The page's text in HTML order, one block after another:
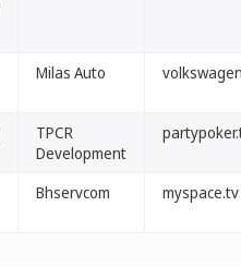
Milas Auto
TPCR
Development
Bhservcom myspace.tv